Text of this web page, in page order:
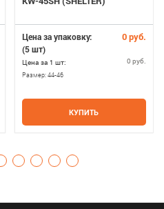
Цена за упаковку: 0 руб.
(5 шт)
Цена за 1 шт: 0 руб.
Размер: 44-46
КУПИТЬ